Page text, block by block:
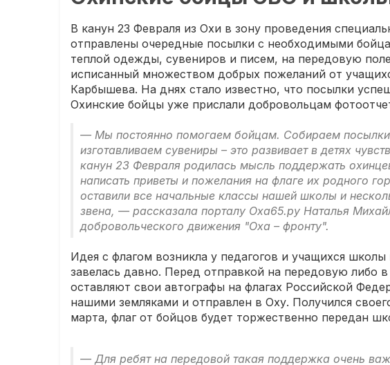
В канун 23 Февраля из Охи в зону проведения
отправлены очередные посылки с необходимыми
теплой одежды, сувениров и писем, на передовую
исписанный множеством добрых пожеланий от
Карбышева. На днях стало известно, что посылки
Охинские бойцы уже прислали добровольцам
— Мы постоянно помогаем бойцам. Собираем
изготавливаем сувениры – это развивает в детях
канун 23 Февраля родилась мысль поддержать
написать приветы и пожелания на флаге их родного
оставили все начальные классы нашей школы и
звена, — рассказала порталу Оха65.ру Наталья
добровольческого движения "Оха – фронту".
Идея с флагом возникла у педагогов и учащихся
завелась давно. Перед отправкой на передовую либо
оставляют свои автографы на флагах Российской
нашими земляками и отправлен в Оху. Получился
марта, флаг от бойцов будет торжественно передан
— Для ребят на передовой такая поддержка очень